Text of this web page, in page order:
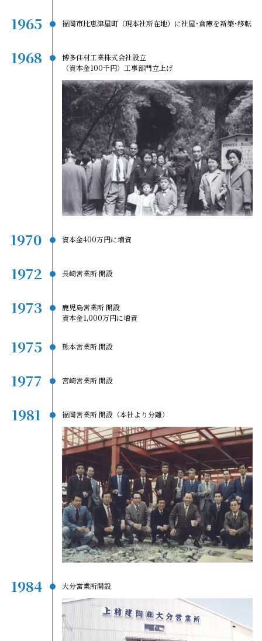
1965 福岡市比恵津屋町（現本社所在地）に社屋･倉庫を新築･移転
1968
博多住材工業株式会社設立
（資本金100千円）工事部門立上げ
1970 資本金400万円に増資
1972 長崎営業所 開設
1973
鹿児島営業所 開設
資本金1,000万円に増資
1975 熊本営業所 開設
1977 宮崎営業所 開設
1981 福岡営業所 開設（本社より分離）
1984 大分営業所開設